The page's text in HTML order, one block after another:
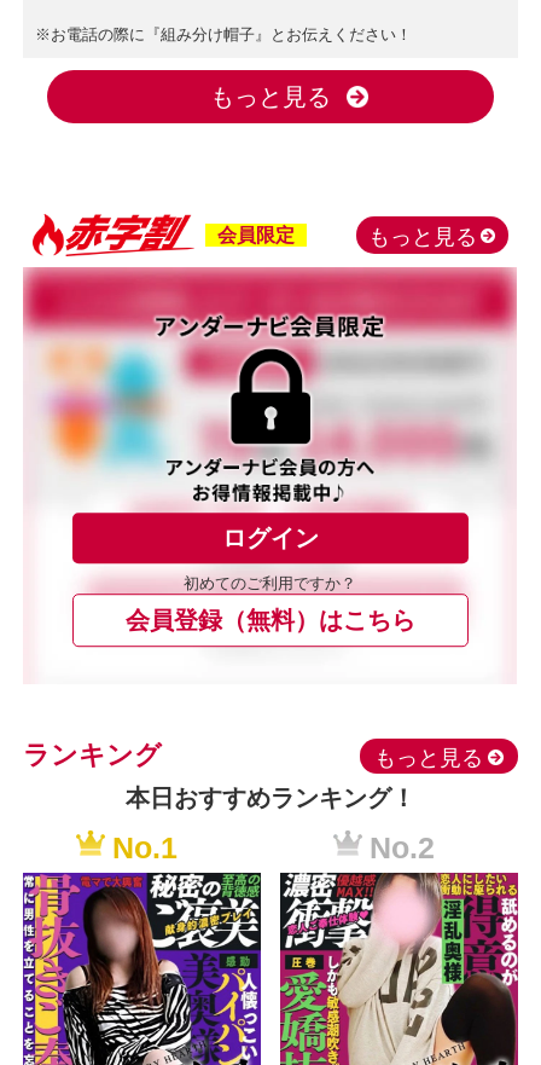
※お電話の際に『組み分け帽子』とお伝えください！
もっと見る
会員限定 もっと見る
ログイン
初めてのご利用ですか？
会員登録（無料）はこちら
ランキング もっと見る
本日おすすめランキング！
No.1 No.2